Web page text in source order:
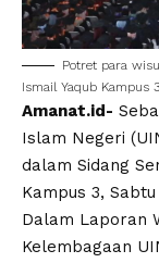
Potret para
Ismail Yaqub Kampus
Amanat.id-
Islam Negeri (
dalam Sidang
Kampus 3,
Dalam Laporan
Kelembagaan